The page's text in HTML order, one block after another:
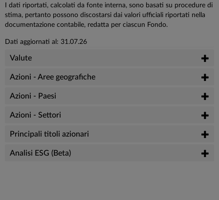
I dati riportati, calcolati da fonte interna, sono basati su procedure di
stima, pertanto possono discostarsi dai valori ufficiali riportati nella
documentazione contabile, redatta per ciascun Fondo.
Dati aggiornati al: 31.07.26
Valute
Azioni - Aree geografiche
Azioni - Paesi
Azioni - Settori
Principali titoli azionari
Analisi ESG (Beta)